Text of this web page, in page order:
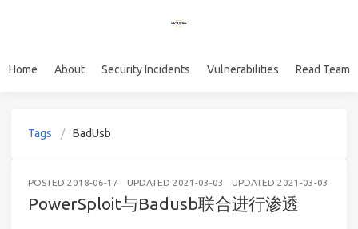
Home About Security Incidents Vulnerabilities Read Team
Tags BadUsb
POSTED 2018-06-17 UPDATED 2021-03-03 UPDATED 2021-03-03
PowerSploit与Badusb联合进行渗透